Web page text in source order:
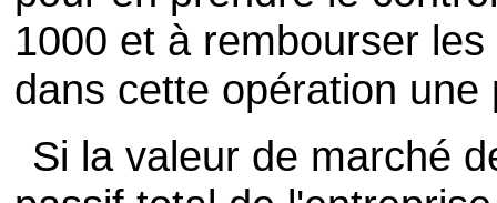
1000 et à rembourser
dans cette opération une
Si la valeur de marché